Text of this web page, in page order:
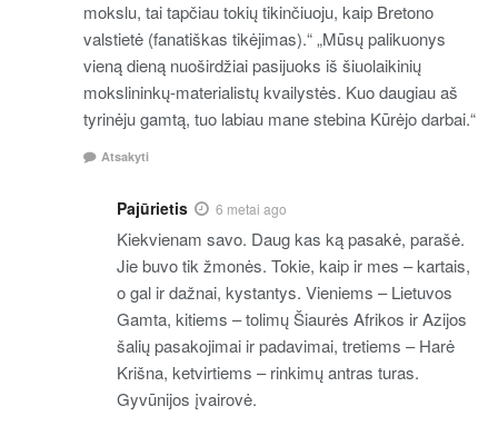
mokslu, tai tapčiau tokių tikinčiuoju, kaip Bretono
valstietė (fanatiškas tikėjimas).“ „Mūsų palikuonys
vieną dieną nuoširdžiai pasijuoks iš šiuolaikinių
mokslininkų-materialistų kvailystės. Kuo daugiau aš
tyrinėju gamtą, tuo labiau mane stebina Kūrėjo darbai.“
Atsakyti
Pajūrietis 6 metai ago
Kiekvienam savo. Daug kas ką pasakė, parašė.
Jie buvo tik žmonės. Tokie, kaip ir mes – kartais,
o gal ir dažnai, kystantys. Vieniems – Lietuvos
Gamta, kitiems – tolimų Šiaurės Afrikos ir Azijos
šalių pasakojimai ir padavimai, tretiems – Harė
Krišna, ketvirtiems – rinkimų antras turas.
Gyvūnijos įvairovė.